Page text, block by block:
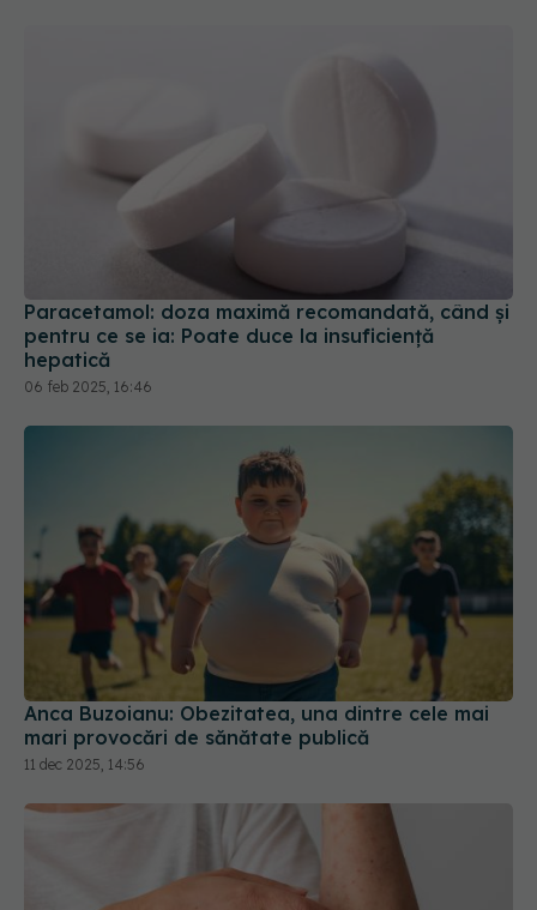
Paracetamol: doza maximă recomandată, când și
pentru ce se ia: Poate duce la insuficiență
hepatică
06 feb 2025, 16:46
Anca Buzoianu: Obezitatea, una dintre cele mai
mari provocări de sănătate publică
11 dec 2025, 14:56